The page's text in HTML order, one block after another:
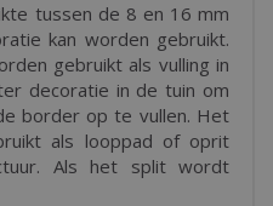
tussen de 8 en 16 mm
kan worden gebruikt.
gebruikt als vulling in
decoratie in de tuin om
border op te vullen. Het
als looppad of oprit
Als het split wordt